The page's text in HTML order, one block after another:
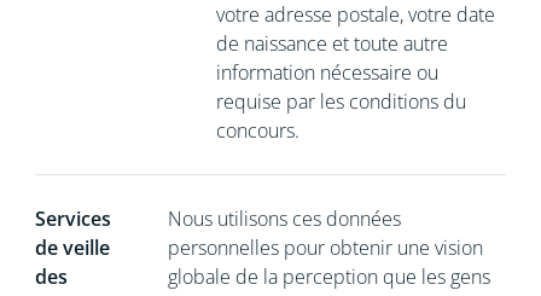
votre adresse postale, votre date
de naissance et toute autre
information nécessaire ou
requise par les conditions du
concours.
Services
de veille
des
Nous utilisons ces données
personnelles pour obtenir une vision
globale de la perception que les gens